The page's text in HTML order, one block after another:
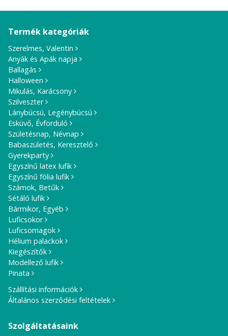
Termék kategóriák
Szerelmes, Valentin
Anyák és Apák napja
Ballagás
Halloween
Mikulás, Karácsony
Szilveszter
Lánybúcsú, Legénybúcsú
Esküvő, Évforduló
Születésnap, Névnap
Babaszületés, Keresztelő
Gyerekparty
Egyszínű latex lufik
Egyszínű fólia lufik
Számok, Betűk
Sétáló lufik
Bármikor, Egyéb
Luficsokor
Luficsomagok
Hélium palackok
Kiegészítők
Modellező lufik
Pinata
Szállítási információk
Általános szerződési feltételek
Szolgáltatásaink